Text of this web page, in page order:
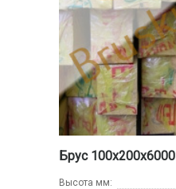
Брус 100х200х6000
Высота мм: